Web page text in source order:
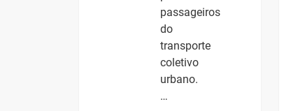
passageiros
do
transporte
coletivo
urbano.
…